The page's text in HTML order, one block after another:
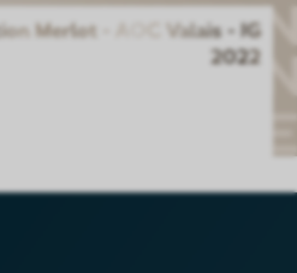
Merlot - AOC Valais - JG
2022